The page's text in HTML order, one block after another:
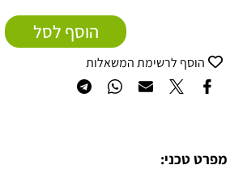
הוסף לסל
הוסף לרשימת המשאלות
מפרט טכני: